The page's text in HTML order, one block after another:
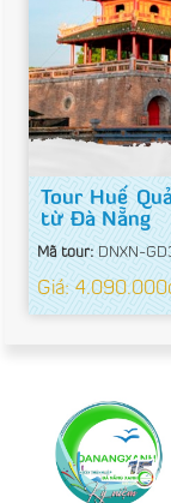
Tour Huế
từ Đà Nẵng
Mã tour:DNXN-
Giá: